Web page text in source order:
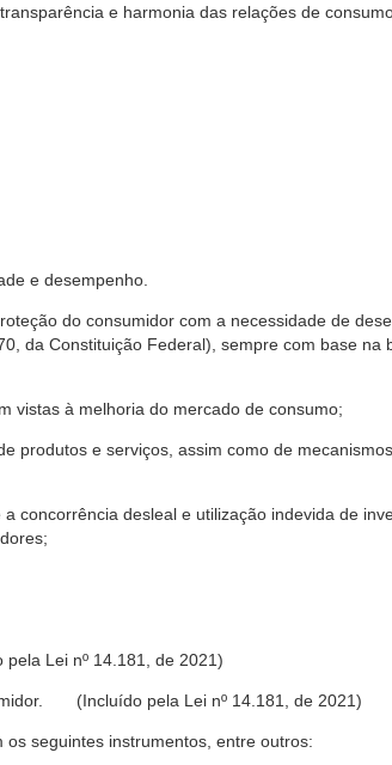
e harmonia das relações de
e desempenho.
do consumidor com a necessidade de
da Constituição Federal), sempre com base na
vistas à melhoria do mercado de consumo;
produtos e serviços, assim como de
concorrência desleal e utilização indevida de
Lei nº 14.181, de 2021)
(Incluído pela Lei nº 14.181, de 2021)
seguintes instrumentos, entre outros: